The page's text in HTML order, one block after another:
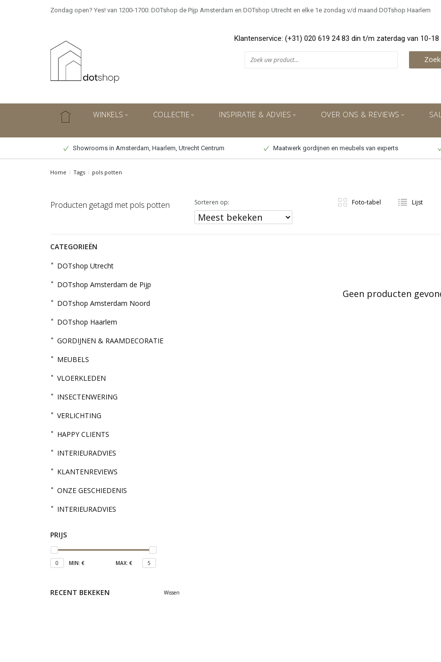
Zondag open? Yes! van 1200-1700: DOTshop de Pijp Amsterdam en DOTshop Utrecht en elke 1e zondag v/d maand DOTshop Haarlem
Klantenservice: (+31) 020 619 24 83 din t/m zaterdag van 10-18
WINKELS COLLECTIE INSPIRATIE & ADVIES OVER ONS & REVIEWS
Showrooms in Amsterdam, Haarlem, Utrecht Centrum Maatwerk gordijnen en meubels van experts
Home / Tags / pols potten
Producten getagd met pols potten Sorteren op: Foto-tabel Lijst
CATEGORIEËN
DOTshop Utrecht
DOTshop Amsterdam de Pijp
DOTshop Amsterdam Noord
DOTshop Haarlem
GORDIJNEN & RAAMDECORATIE
MEUBELS
VLOERKLEDEN
INSECTENWERING
VERLICHTING
HAPPY CLIENTS
INTERIEURADVIES
KLANTENREVIEWS
ONZE GESCHIEDENIS
INTERIEURADVIES
PRIJS
0 MIN: € MAX: € 5
RECENT BEKEKEN Wissen
Geen producten